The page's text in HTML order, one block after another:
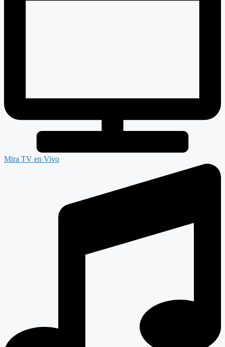
Mira TV en Vivo